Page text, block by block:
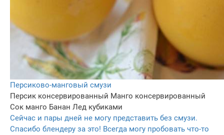
Персиково-манговый смузи
Персик консервированный Манго консервированный
Сок манго Банан Лед кубиками
Сейчас и пары дней не могу представить без смузи.
Спасибо блендеру за это! Всегда могу пробовать что-то